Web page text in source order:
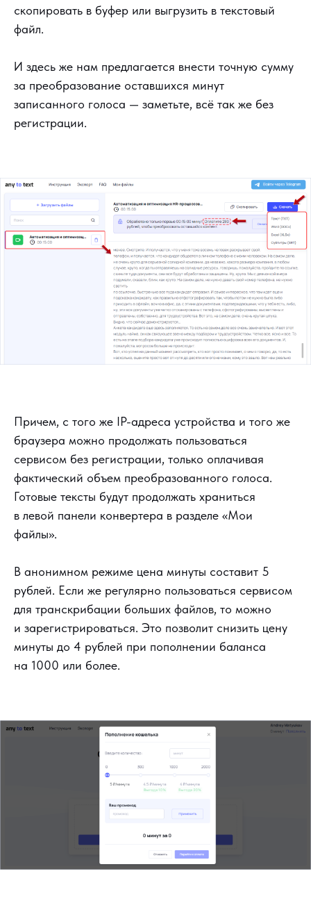
скопировать в буфер или выгрузить в текстовый
файл.
И здесь же нам предлагается внести точную сумму
за преобразование оставшихся минут
записанного голоса — заметьте, всё так же без
регистрации.
Причем, с того же IP-адреса устройства и того же
браузера можно продолжать пользоваться
сервисом без регистрации, только оплачивая
фактический объем преобразованного голоса.
Готовые тексты будут продолжать храниться
в левой панели конвертера в разделе «Мои
файлы».
В анонимном режиме цена минуты составит 5
рублей. Если же регулярно пользоваться сервисом
для транскрибации больших файлов, то можно
и зарегистрироваться. Это позволит снизить цену
минуты до 4 рублей при пополнении баланса
на 1000 или более.